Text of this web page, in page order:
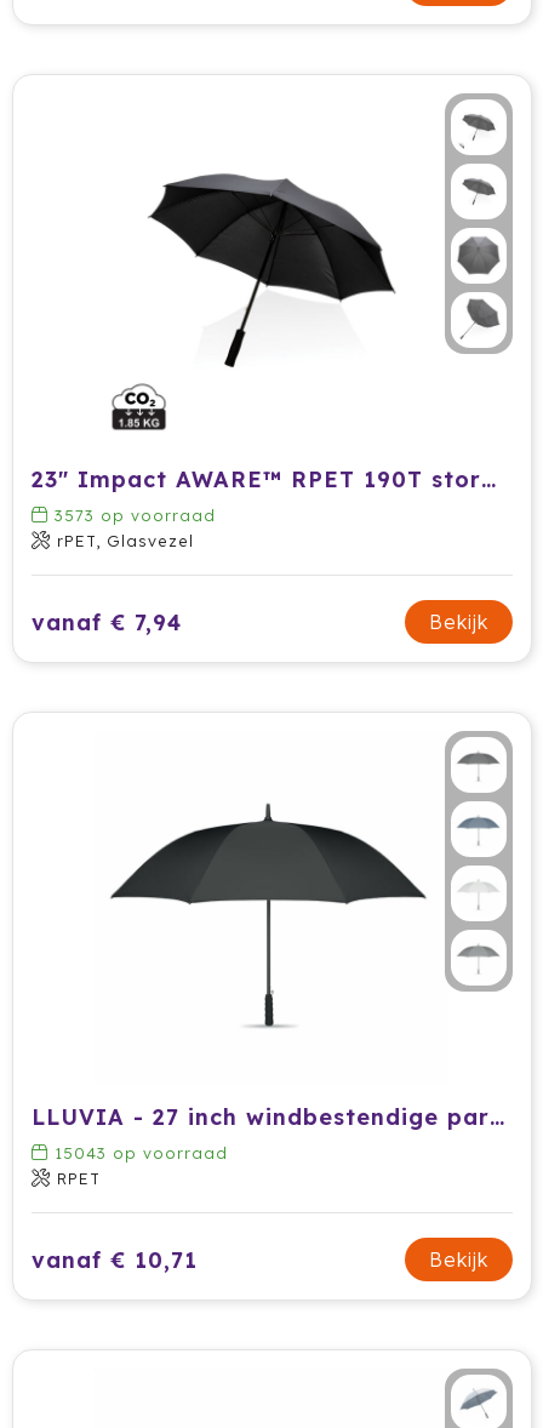
23" Impact AWARE™ RPET 190T storm proof paraplu
3573 op voorraad
rPET, Glasvezel
vanaf € 7,94 Bekijk
LLUVIA - 27 inch windbestendige paraplu
15043 op voorraad
RPET
vanaf € 10,71 Bekijk